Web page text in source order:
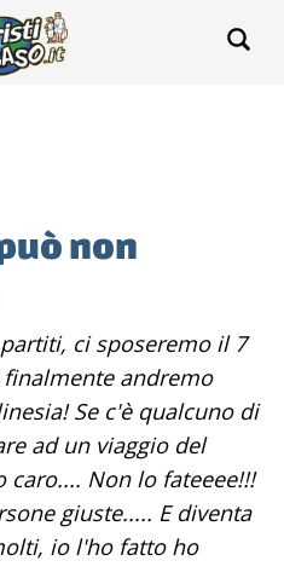
non
andremo
Se c'è qualcuno di
ad un viaggio del
caro.... Non lo fateeee!!!
giuste..... E diventa
io l'ho fatto ho